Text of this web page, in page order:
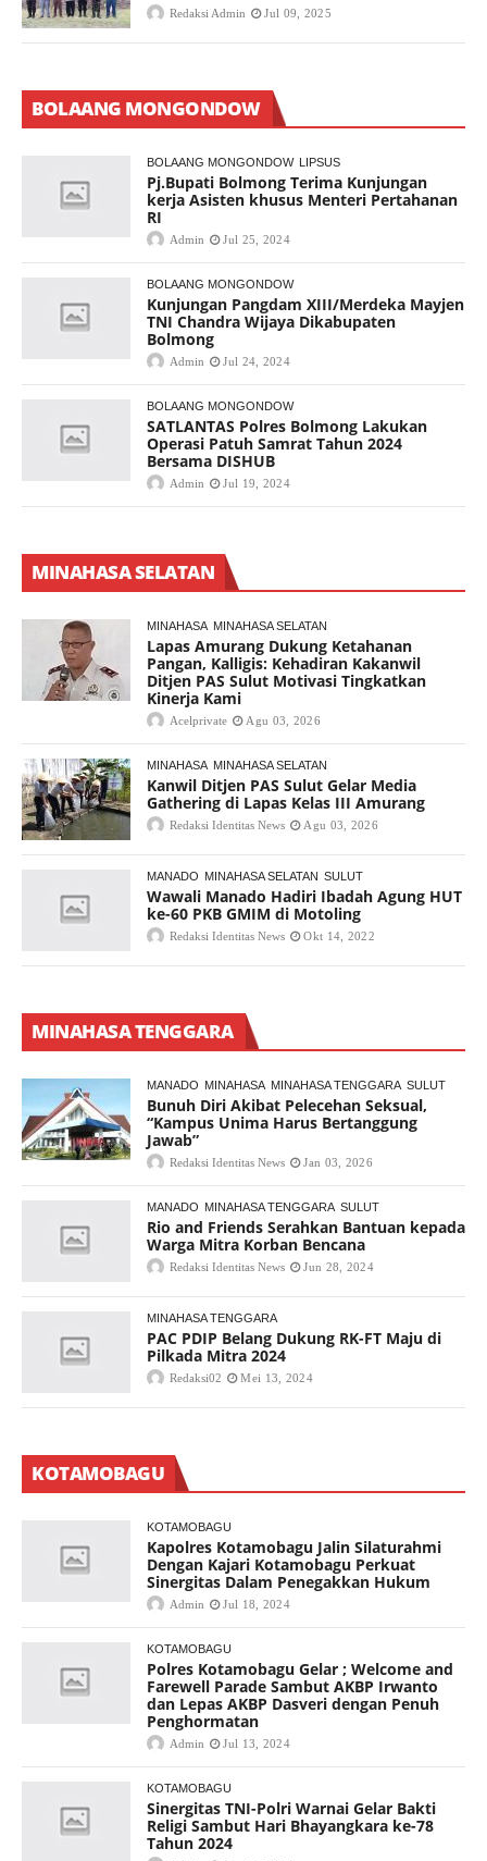
Redaksi Admin Jul 09, 2025
BOLAANG MONGONDOW
BOLAANG MONGONDOW LIPSUS
Pj.Bupati Bolmong Terima Kunjungan
kerja Asisten khusus Menteri Pertahanan
RI
Admin Jul 25, 2024
BOLAANG MONGONDOW
Kunjungan Pangdam XIII/Merdeka Mayjen
TNI Chandra Wijaya Dikabupaten
Bolmong
Admin Jul 24, 2024
BOLAANG MONGONDOW
SATLANTAS Polres Bolmong Lakukan
Operasi Patuh Samrat Tahun 2024
Bersama DISHUB
Admin Jul 19, 2024
MINAHASA SELATAN
MINAHASA MINAHASA SELATAN
Lapas Amurang Dukung Ketahanan
Pangan, Kalligis: Kehadiran Kakanwil
Ditjen PAS Sulut Motivasi Tingkatkan
Kinerja Kami
Acelprivate Agu 03, 2026
MINAHASA MINAHASA SELATAN
Kanwil Ditjen PAS Sulut Gelar Media
Gathering di Lapas Kelas III Amurang
Redaksi Identitas News Agu 03, 2026
MANADO MINAHASA SELATAN SULUT
Wawali Manado Hadiri Ibadah Agung HUT
ke-60 PKB GMIM di Motoling
Redaksi Identitas News Okt 14, 2022
MINAHASA TENGGARA
MANADO MINAHASA MINAHASA TENGGARA SULUT
Bunuh Diri Akibat Pelecehan Seksual,
“Kampus Unima Harus Bertanggung
Jawab”
Redaksi Identitas News Jan 03, 2026
MANADO MINAHASA TENGGARA SULUT
Rio and Friends Serahkan Bantuan kepada
Warga Mitra Korban Bencana
Redaksi Identitas News Jun 28, 2024
MINAHASA TENGGARA
PAC PDIP Belang Dukung RK-FT Maju di
Pilkada Mitra 2024
Redaksi02 Mei 13, 2024
KOTAMOBAGU
KOTAMOBAGU
Kapolres Kotamobagu Jalin Silaturahmi
Dengan Kajari Kotamobagu Perkuat
Sinergitas Dalam Penegakkan Hukum
Admin Jul 18, 2024
KOTAMOBAGU
Polres Kotamobagu Gelar ; Welcome and
Farewell Parade Sambut AKBP Irwanto
dan Lepas AKBP Dasveri dengan Penuh
Penghormatan
Admin Jul 13, 2024
KOTAMOBAGU
Sinergitas TNI-Polri Warnai Gelar Bakti
Religi Sambut Hari Bhayangkara ke-78
Tahun 2024